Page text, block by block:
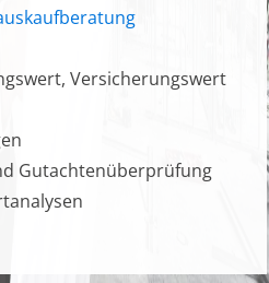
Versicherungswert
Gutachtenüberprüfung